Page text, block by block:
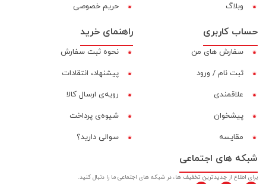
وبلاگ
حریم خصوصی
حساب کاربری
سفارش های من
ثبت نام / ورود
علاقمندی
پیشخوان
مقایسه‌
راهنمای خرید
نحوه ثبت سفارش
پیشنهاد، انتقادات
رویه‌ی ارسال کالا
شیوه‌ی پرداخت
سوالی دارید؟
شبکه های اجتماعی
برای اطلاع از جدیدترین تخفیف ها، در شبکه های اجتماعی ما را دنبال کنید.